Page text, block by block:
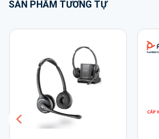
SẢN PHẨM TƯƠNG TỰ